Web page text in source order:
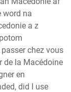
word na
a z
chez vous
de la Macédoine
en
did I use